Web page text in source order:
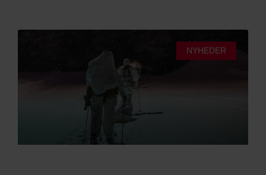
NYHEDER